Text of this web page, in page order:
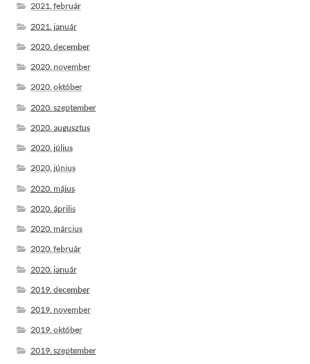
2021. február
2021. január
2020. december
2020. november
2020. október
2020. szeptember
2020. augusztus
2020. július
2020. június
2020. május
2020. április
2020. március
2020. február
2020. január
2019. december
2019. november
2019. október
2019. szeptember